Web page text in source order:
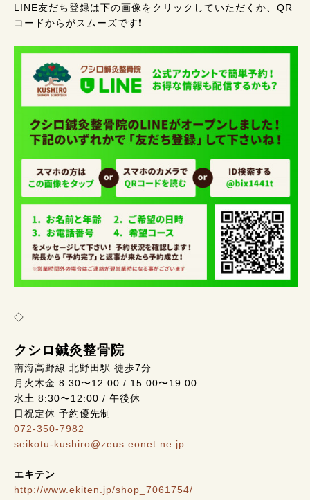
LINE友だち登録は下の画像をクリックしていただくか、QR
コードからがスムーズです❗
◇
クシロ鍼灸整骨院
南海高野線 北野田駅 徒歩7分
月火木金 8:30〜12:00 / 15:00〜19:00
水土 8:30〜12:00 / 午後休
日祝定休 予約優先制
072-350-7982
seikotu-kushiro@zeus.eonet.ne.jp
エキテン
http://www.ekiten.jp/shop_7061754/